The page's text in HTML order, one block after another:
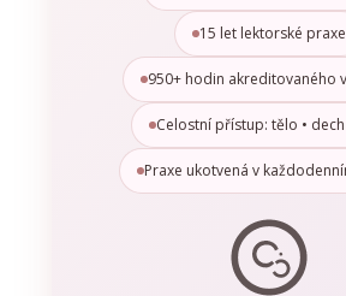
15 let lektorské praxe
950+ hodin akreditovaného
Celostní přístup: tělo • dech
Praxe ukotvená v